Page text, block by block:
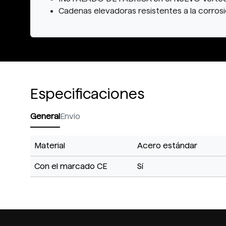
Cadenas elevadoras resistentes a la
Especificaciones
GeneralEnvío
Material Acero estándar
Con el marcado CE Sí